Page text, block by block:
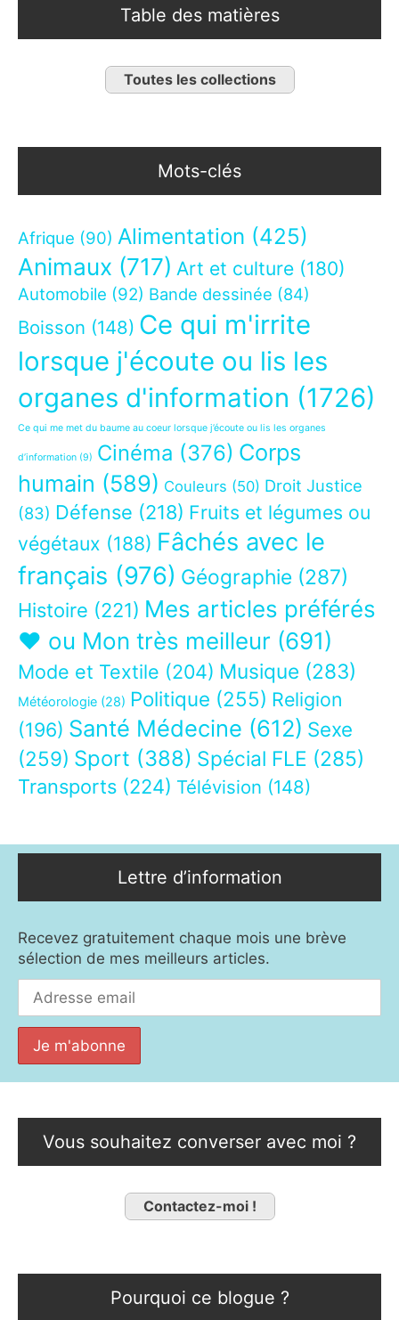
Table des matières
Toutes les collections
Mots-clés
Afrique (90) Alimentation (425)
Animaux (717) Art et culture (180)
Automobile (92) Bande dessinée (84)
Boisson (148) Ce qui m'irrite
lorsque j'écoute ou lis les
organes d'information (1726)
Ce qui me met du baume au coeur lorsque j’écoute ou lis les organes
d’information (9) Cinéma (376) Corps
humain (589) Couleurs (50) Droit Justice
(83) Défense (218) Fruits et légumes ou
végétaux (188) Fâchés avec le
français (976) Géographie (287)
Histoire (221) Mes articles préférés
❤ ou Mon très meilleur (691)
Mode et Textile (204) Musique (283)
Météorologie (28) Politique (255) Religion
(196) Santé Médecine (612) Sexe
(259) Sport (388) Spécial FLE (285)
Transports (224) Télévision (148)
Lettre d’information
Recevez gratuitement chaque mois une brève
sélection de mes meilleurs articles.
Vous souhaitez converser avec moi ?
Contactez-moi !
Pourquoi ce blogue ?